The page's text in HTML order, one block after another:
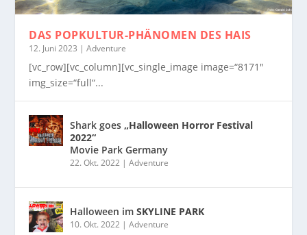
DAS POPKULTUR-PHÄNOMEN DES HAIS
12. Juni 2023 |Adventure
[vc_row][vc_column][vc_single_image image=“8171″
img_size=“full“...
Shark goes„Halloween Horror Festival
2022“
Movie Park Germany
22. Okt. 2022 |Adventure
Halloween imSKYLINE PARK
10. Okt. 2022 |Adventure